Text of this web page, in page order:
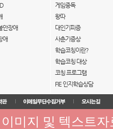
안장애
애
게임중독
왕따
대인기피증
사춘기증상
학습코칭이란?
학습코칭 대상
코칭 프로그램
FIE 인지학습상담
미지 및 텍스트